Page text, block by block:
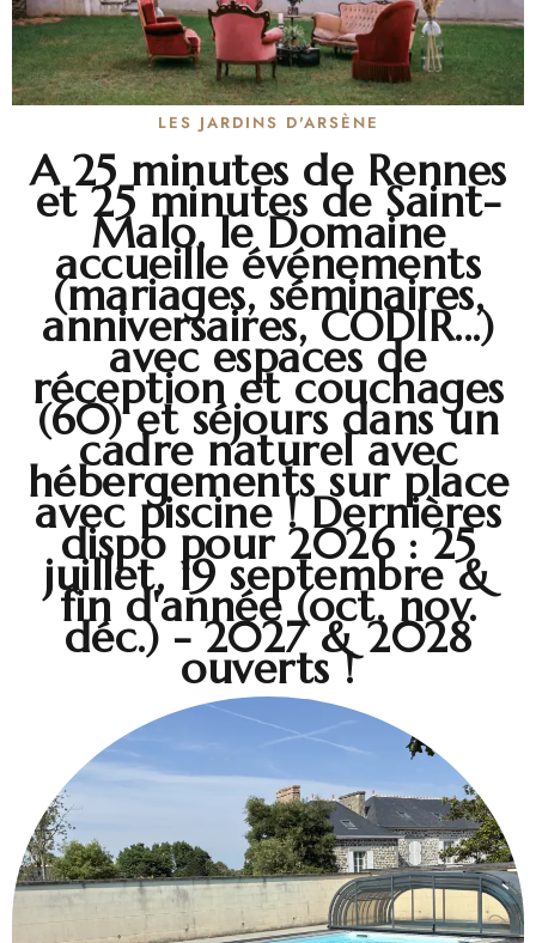
LES JARDINS D'ARSÈNE
A 25 minutes de Rennes
et 25 minutes de Saint-
Malo, le Domaine
accueille événements
(mariages, séminaires,
anniversaires, CODIR...)
avec espaces de
réception et couchages
(60) et séjours dans un
cadre naturel avec
hébergements sur place
avec piscine ! Dernières
dispo pour 2026 : 25
juillet, 19 septembre &
fin d'année (oct. nov.
déc.) - 2027 & 2028
ouverts !